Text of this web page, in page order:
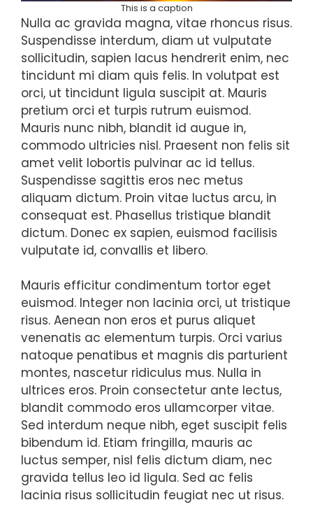
This is a caption
Nulla ac gravida magna, vitae rhoncus risus.
Suspendisse interdum, diam ut vulputate
sollicitudin, sapien lacus hendrerit enim, nec
tincidunt mi diam quis felis. In volutpat est
orci, ut tincidunt ligula suscipit at. Mauris
pretium orci et turpis rutrum euismod.
Mauris nunc nibh, blandit id augue in,
commodo ultricies nisl. Praesent non felis sit
amet velit lobortis pulvinar ac id tellus.
Suspendisse sagittis eros nec metus
aliquam dictum. Proin vitae luctus arcu, in
consequat est. Phasellus tristique blandit
dictum. Donec ex sapien, euismod facilisis
vulputate id, convallis et libero.
Mauris efficitur condimentum tortor eget
euismod. Integer non lacinia orci, ut tristique
risus. Aenean non eros et purus aliquet
venenatis ac elementum turpis. Orci varius
natoque penatibus et magnis dis parturient
montes, nascetur ridiculus mus. Nulla in
ultrices eros. Proin consectetur ante lectus,
blandit commodo eros ullamcorper vitae.
Sed interdum neque nibh, eget suscipit felis
bibendum id. Etiam fringilla, mauris ac
luctus semper, nisl felis dictum diam, nec
gravida tellus leo id ligula. Sed ac felis
lacinia risus sollicitudin feugiat nec ut risus.